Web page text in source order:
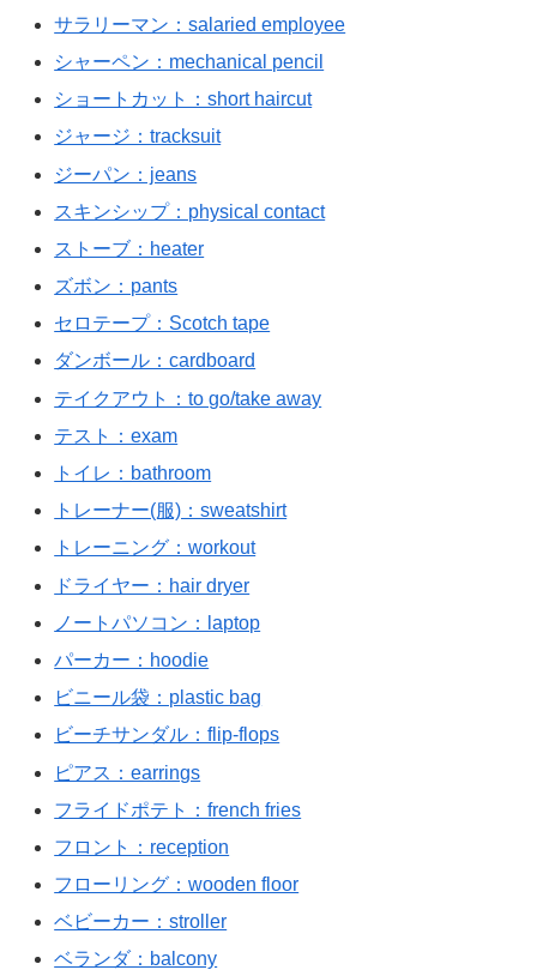
サラリーマン：salaried employee
シャーペン：mechanical pencil
ショートカット：short haircut
ジャージ：tracksuit
ジーパン：jeans
スキンシップ：physical contact
ストーブ：heater
ズボン：pants
セロテープ：Scotch tape
ダンボール：cardboard
テイクアウト：to go/take away
テスト：exam
トイレ：bathroom
トレーナー(服)：sweatshirt
トレーニング：workout
ドライヤー：hair dryer
ノートパソコン：laptop
パーカー：hoodie
ビニール袋：plastic bag
ビーチサンダル：flip-flops
ピアス：earrings
フライドポテト：french fries
フロント：reception
フローリング：wooden floor
ベビーカー：stroller
ベランダ：balcony